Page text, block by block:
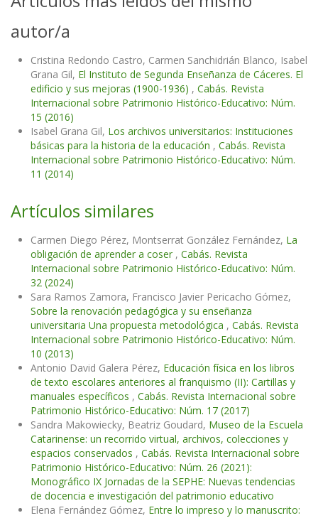
autor/a
Cristina Redondo Castro, Carmen Sanchidrián Blanco, Isabel
Grana Gil, El Instituto de Segunda Enseñanza de Cáceres. El
edificio y sus mejoras (1900-1936) , Cabás. Revista
Internacional sobre Patrimonio Histórico-Educativo: Núm.
15 (2016)
Isabel Grana Gil, Los archivos universitarios: Instituciones
básicas para la historia de la educación , Cabás. Revista
Internacional sobre Patrimonio Histórico-Educativo: Núm.
11 (2014)
Artículos similares
Carmen Diego Pérez, Montserrat González Fernández, La
obligación de aprender a coser , Cabás. Revista
Internacional sobre Patrimonio Histórico-Educativo: Núm.
32 (2024)
Sara Ramos Zamora, Francisco Javier Pericacho Gómez,
Sobre la renovación pedagógica y su enseñanza
universitaria Una propuesta metodológica , Cabás. Revista
Internacional sobre Patrimonio Histórico-Educativo: Núm.
10 (2013)
Antonio David Galera Pérez, Educación física en los libros
de texto escolares anteriores al franquismo (II): Cartillas y
manuales específicos , Cabás. Revista Internacional sobre
Patrimonio Histórico-Educativo: Núm. 17 (2017)
Sandra Makowiecky, Beatriz Goudard, Museo de la Escuela
Catarinense: un recorrido virtual, archivos, colecciones y
espacios conservados , Cabás. Revista Internacional sobre
Patrimonio Histórico-Educativo: Núm. 26 (2021):
Monográfico IX Jornadas de la SEPHE: Nuevas tendencias
de docencia e investigación del patrimonio educativo
Elena Fernández Gómez, Entre lo impreso y lo manuscrito: